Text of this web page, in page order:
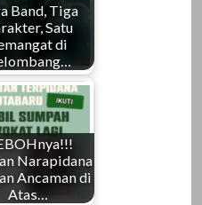
Band, Tiga
Satu
di
Narapidana
Ancaman di
Atas…